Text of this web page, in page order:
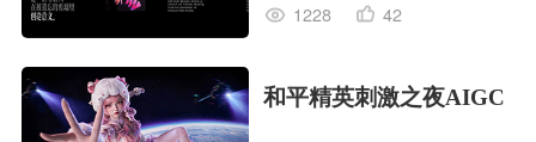
1228
42
和平精英刺激之夜AIGC